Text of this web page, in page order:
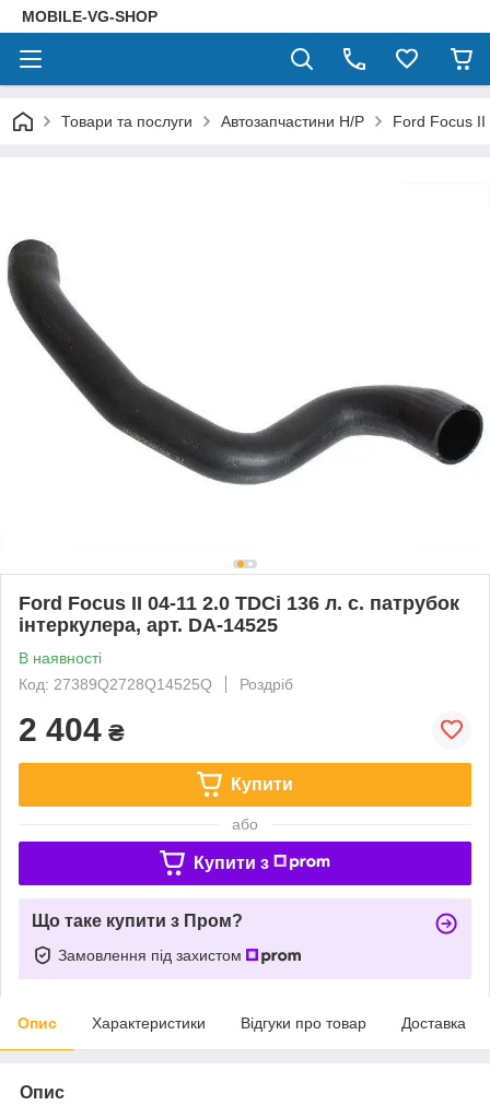
MOBILE-VG-SHOP
Товари та послуги Автозапчастини Н/Р Ford Focus II
Ford Focus II 04-11 2.0 TDCi 136 л. с. патрубок
інтеркулера, арт. DA-14525
В наявності
Код: 27389Q2728Q14525Q
Роздріб
2 404 ₴
Купити
або
Купити з
Що таке купити з Пром?
Замовлення під захистом
Опис Характеристики Відгуки про товар Доставка
Опис